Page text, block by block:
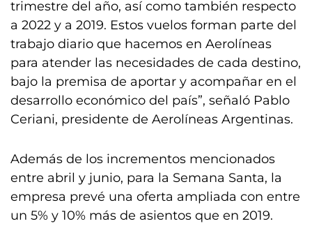
trimestre del año, así como también respecto
a 2022 y a 2019. Estos vuelos forman parte del
trabajo diario que hacemos en Aerolíneas
para atender las necesidades de cada destino,
bajo la premisa de aportar y acompañar en el
desarrollo económico del país”, señaló Pablo
Ceriani, presidente de Aerolíneas Argentinas.
Además de los incrementos mencionados
entre abril y junio, para la Semana Santa, la
empresa prevé una oferta ampliada con entre
un 5% y 10% más de asientos que en 2019.